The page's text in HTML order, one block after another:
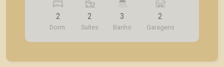
ambientes; - Cozinha; - Lavanderia; - Varanda; -
Laje técnica; - 1 vaga de garagem . - Fotos do
decorado. * Entrega prevista para Outubro de
2024. * Consultar valores atualizados e unidades
2
Dorm.
2
Suítes
3
Banho
2
Garagens